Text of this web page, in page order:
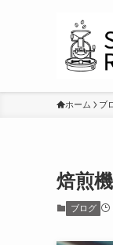
ホーム ブ
焙煎
ブログ